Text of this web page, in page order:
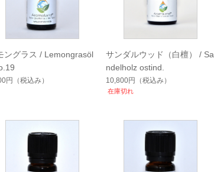
ングラス / Lemongrasöl
円 （税込み）
サンダルウッド（白檀） / Sa
ndelholz ostind.
10,800円 （税込み）
在庫切れ